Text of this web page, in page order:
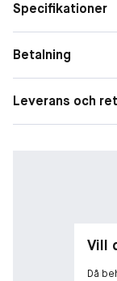
och bistår med
dagen och kan
18g
Specifikationer
Betalning
Leverans och
Vill
Då